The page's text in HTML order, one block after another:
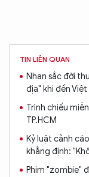
TIN LIÊN QUAN
Nhan sắc đời
địa" khi đến Việt
Trình chiếu
TP.HCM
Kỷ luật cảnh
khẳng định:
Phim "zombie"
Hãy hỏi
An Ninh